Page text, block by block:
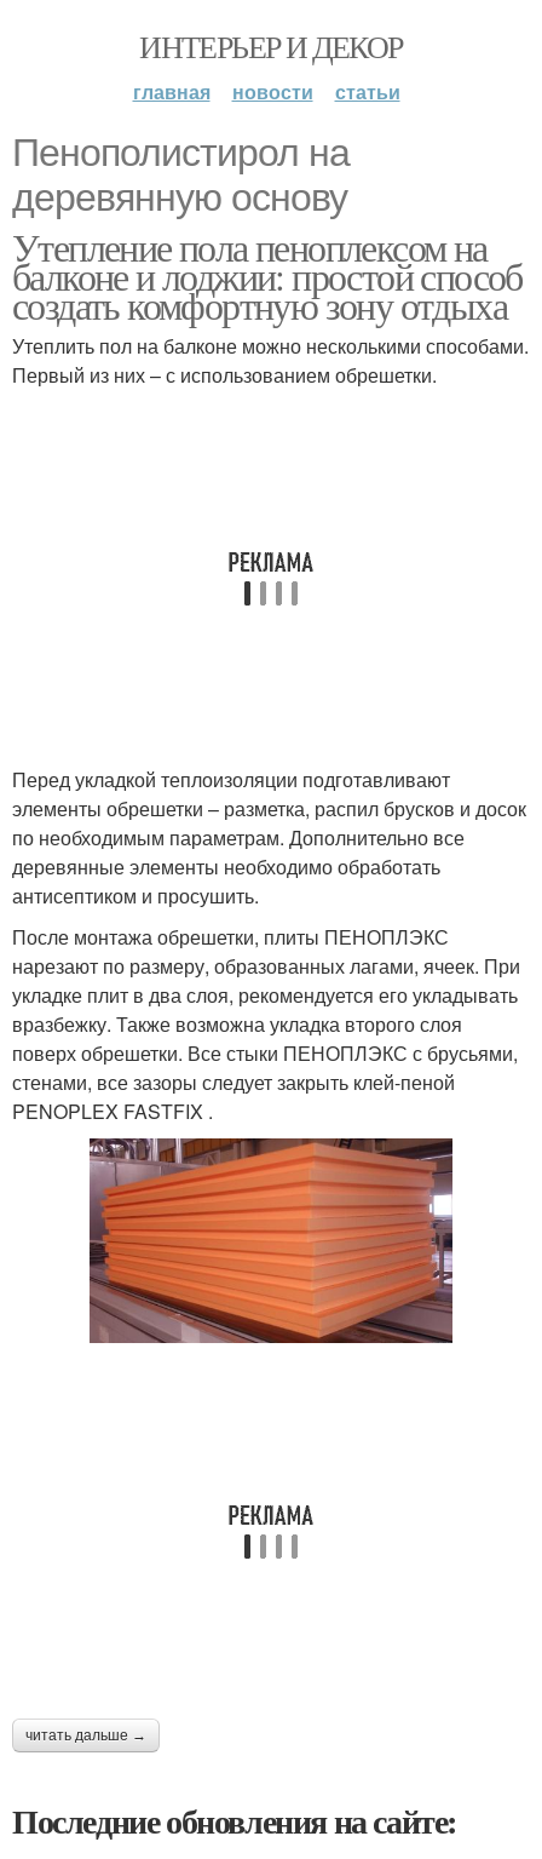
ИНТЕРЬЕР И ДЕКОР
главная новости статьи
Пенополистирол на
деревянную основу
Утепление пола пеноплексом на
балконе и лоджии: простой способ
создать комфортную зону отдыха
Утеплить пол на балконе можно несколькими способами.
Первый из них – с использованием обрешетки.
Перед укладкой теплоизоляции подготавливают
элементы обрешетки – разметка, распил брусков и досок
по необходимым параметрам. Дополнительно все
деревянные элементы необходимо обработать
антисептиком и просушить.
После монтажа обрешетки, плиты ПЕНОПЛЭКС
нарезают по размеру, образованных лагами, ячеек. При
укладке плит в два слоя, рекомендуется его укладывать
вразбежку. Также возможна укладка второго слоя
поверх обрешетки. Все стыки ПЕНОПЛЭКС с брусьями,
стенами, все зазоры следует закрыть клей-пеной
PENOPLEX FASTFIX .
читать дальше →
Последние обновления на сайте: